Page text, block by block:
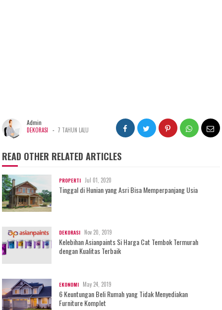
Admin
DEKORASI - 7 TAHUN LALU
READ OTHER RELATED ARTICLES
PROPERTI Jul 01, 2020
Tinggal di Hunian yang Asri Bisa Memperpanjang Usia
DEKORASI Nov 20, 2019
Kelebihan Asianpaints Si Harga Cat Tembok Termurah
dengan Kualitas Terbaik
EKONOMI May 24, 2019
6 Keuntungan Beli Rumah yang Tidak Menyediakan
Furniture Komplet